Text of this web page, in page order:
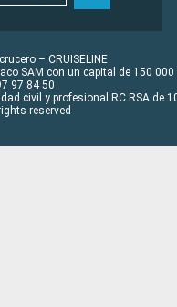
– CRUISELINE
SAM con un capital de 150 000
97 84 50
civil y profesional RC RSA de
reserved